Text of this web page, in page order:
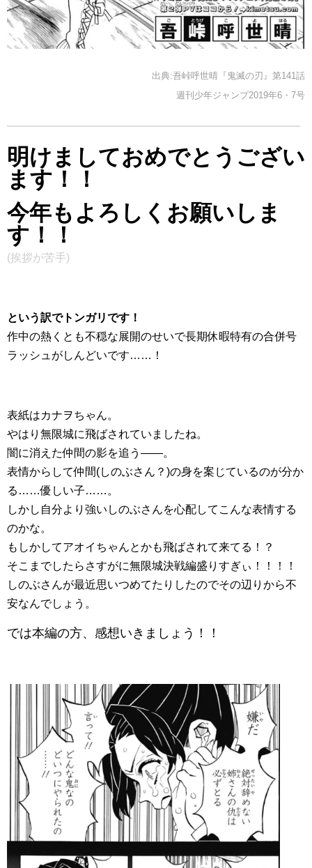
出典:吾峠呼世晴『鬼滅の刃』第141話
週刊少年ジャンプ2019年6・7号
明けましておめでとうござい
ます！！
今年もよろしくお願いしま
す！！
(挨拶が苦手)
という訳でトンガリです！
作中の熱くとも不穏な展開のせいで長期休暇特有の合併号
ラッシュがしんどいです……！
表紙はカナヲちゃん。
やはり無限城に飛ばされていましたね。
闇に消えた仲間の影を追う――。
表情からして仲間(しのぶさん？)の身を案じているのが分か
る……優しい子……。
しかし自分より強いしのぶさんを心配してこんな表情する
のかな。
もしかしてアオイちゃんとかも飛ばされて来てる！？
そこまでしたらさすがに無限城決戦編盛りすぎぃ！！！！
しのぶさんが最近思いつめてたりしたのでその辺りから不
安なんでしょう。
では本編の方、感想いきましょう！！